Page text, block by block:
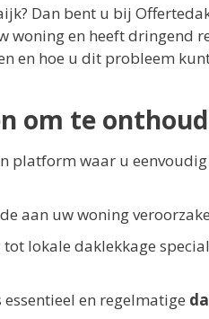
Dan bent u bij
woning en heeft
en hoe u dit probleem
om te
platform waar u
aan uw woning
lokale daklekkage
en regelmatige